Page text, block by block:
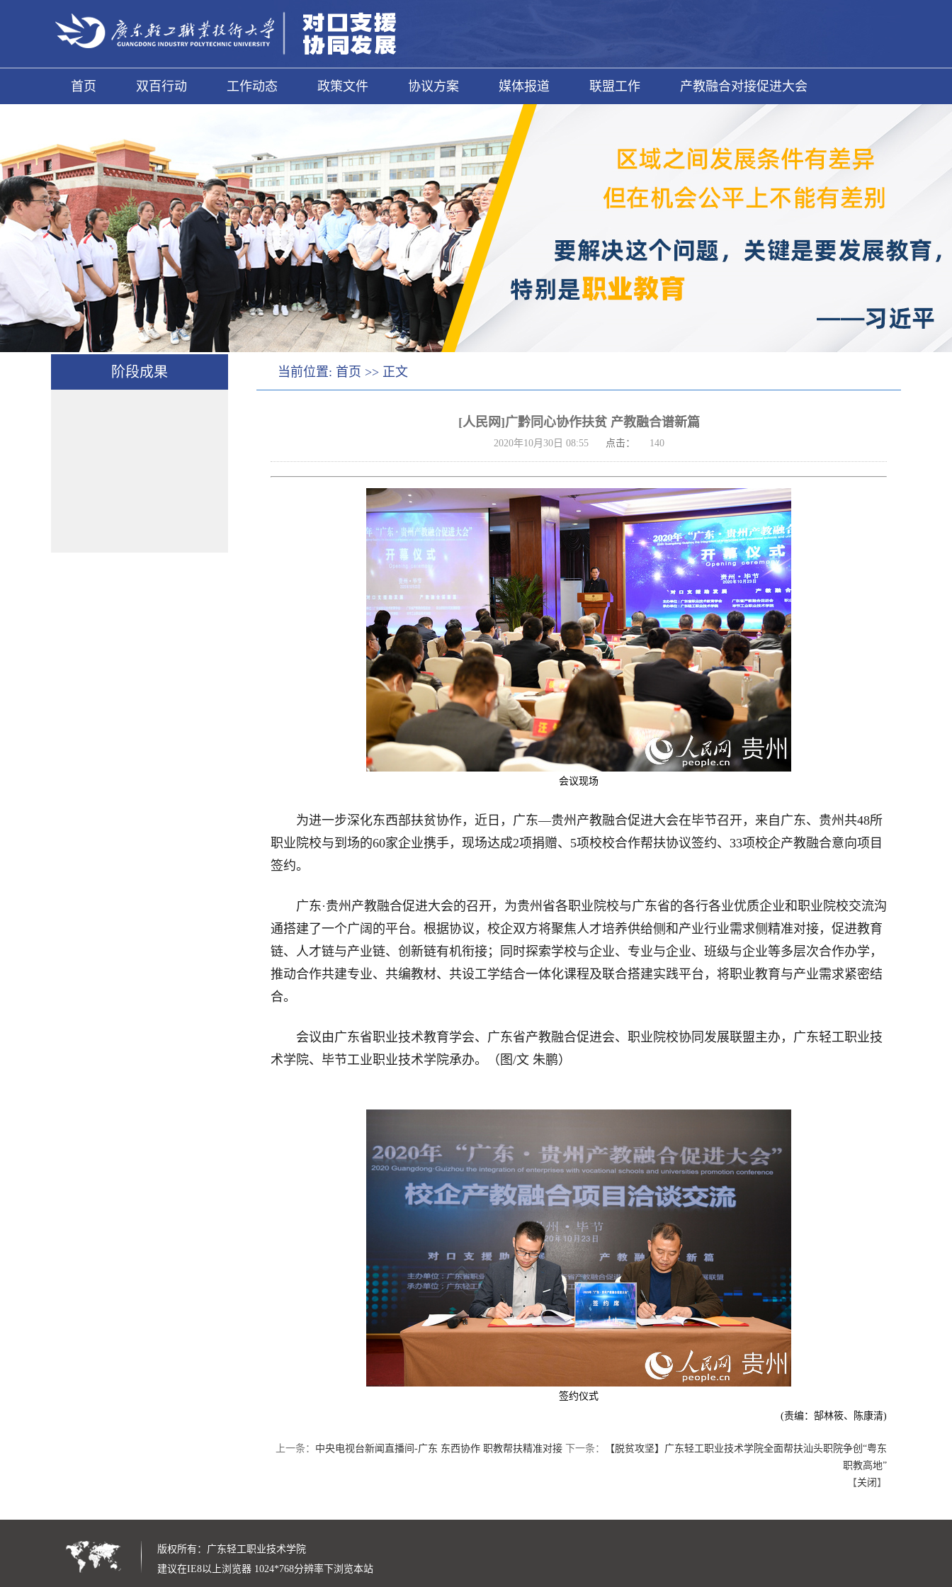
首页 双百行动 工作动态 政策文件 协议方案 媒体报道 联盟工作 产教融合对接促进大会
阶段成果 当前位置: 首页 >> 正文
[人民网]广黔同心协作扶贫 产教融合谱新篇
2020年10月30日 08:55 点击： 140
会议现场
为进一步深化东西部扶贫协作，近日，广东—贵州产教融合促进大会在毕节召开，来自广东、贵州共48所
职业院校与到场的60家企业携手，现场达成2项捐赠、5项校校合作帮扶协议签约、33项校企产教融合意向项目
签约。
广东·贵州产教融合促进大会的召开，为贵州省各职业院校与广东省的各行各业优质企业和职业院校交流沟
通搭建了一个广阔的平台。根据协议，校企双方将聚焦人才培养供给侧和产业行业需求侧精准对接，促进教育
链、人才链与产业链、创新链有机衔接；同时探索学校与企业、专业与企业、班级与企业等多层次合作办学，
推动合作共建专业、共编教材、共设工学结合一体化课程及联合搭建实践平台，将职业教育与产业需求紧密结
合。
会议由广东省职业技术教育学会、广东省产教融合促进会、职业院校协同发展联盟主办，广东轻工职业技
术学院、毕节工业职业技术学院承办。（图/文 朱鹏）
签约仪式
(责编：郜林筱、陈康清)
上一条： 中央电视台新闻直播间-广东 东西协作 职教帮扶精准对接 下一条：
【脱贫攻坚】广东轻工职业技术学院全面帮扶汕头职院争创“粤东
职教高地”
【关闭 】
版权所有： 广东轻工职业技术学院
建议在IE8以上浏览器 1024*768分辨率下浏览本站